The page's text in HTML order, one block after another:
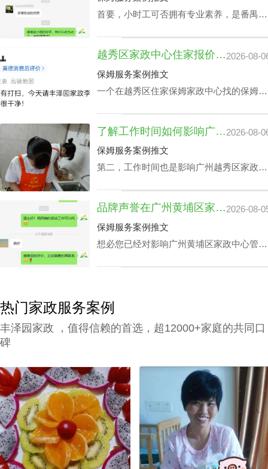
首要，小时工可否拥有专业素养，是番禺家
孩子做作业等，这类小时工技能与番禺家政
公司别墅小时工收费都是紧密依赖的。
越秀区家政中心住家报价揭晓：影响因素及如何选择最佳服务2026-08-
保姆服务案例推文
一个在越秀区住家保姆家政中心找的保姆对
衣、准备饭菜、洗碗等家庭杂务，还可以抚
恤老人及家长接送，让志存高远的人专心致
志工作，那越秀区家政中心住家报价该如何
了解工作时间如何影响广州越秀区家政中心查询电话价格表及服务质量2026-08-
保姆服务案例推文
第二，工作时间也是影响广州越秀区家政中
整工作时间表，聘请的家政保洁要有高机动
性，而这家庭业主需要例常会影响广州越秀
区家政中心查询电话价格表。
品牌声誉在广州黄埔区家政中心管家服务价钱里的分量2026-08-
保姆服务案例推文
想必您已经对影响广州黄埔区家政中心管家
政中心应具备的综合素质。
热门家政服务案例
丰泽园家政 ，值得信赖的首选，超12000+家庭的共同口
碑